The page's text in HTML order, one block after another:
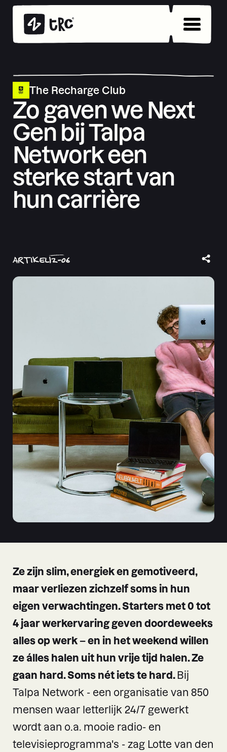
The Recharge Club
Zo gaven we Next
Gen bij Talpa
Network een
sterke start van
hun carrière
ARTIKEL12-06
Ze zijn slim, energiek en gemotiveerd,
maar verliezen zichzelf soms in hun
eigen verwachtingen. Starters met 0 tot
4 jaar werkervaring geven doordeweeks
alles op werk – en in het weekend willen
ze álles halen uit hun vrije tijd halen. Ze
gaan hard. Soms nét iets te hard. Bij
Talpa Network - een organisatie van 850
mensen waar letterlijk 24/7 gewerkt
wordt aan o.a. mooie radio- en
televisieprogramma's - zag Lotte van den